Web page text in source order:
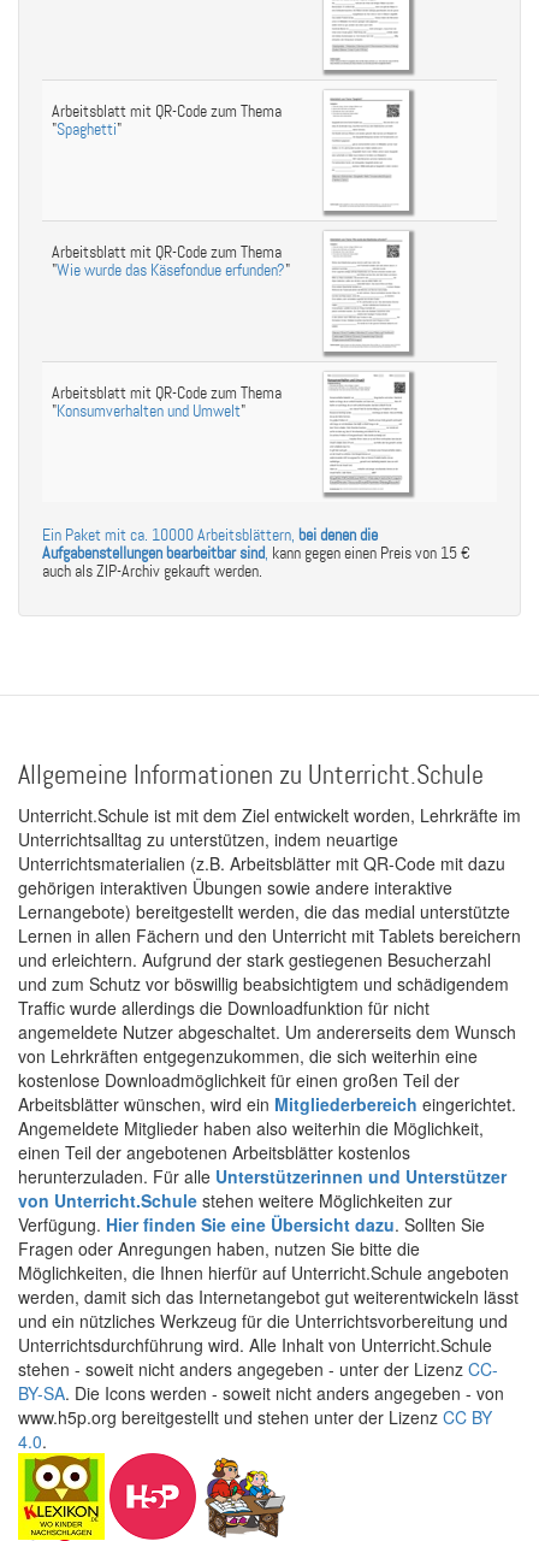
Arbeitsblatt mit QR-Code zum Thema
"Spaghetti"
Arbeitsblatt mit QR-Code zum Thema
"Wie wurde das Käsefondue erfunden?"
Arbeitsblatt mit QR-Code zum Thema
"Konsumverhalten und Umwelt"
Ein Paket mit ca. 10000 Arbeitsblättern, bei denen die
Aufgabenstellungen bearbeitbar sind, kann gegen einen Preis von 15 €
auch als ZIP-Archiv gekauft werden.
Allgemeine Informationen zu Unterricht.Schule
Unterricht.Schule ist mit dem Ziel entwickelt worden, Lehrkräfte im
Unterrichtsalltag zu unterstützen, indem neuartige
Unterrichtsmaterialien (z.B. Arbeitsblätter mit QR-Code mit dazu
gehörigen interaktiven Übungen sowie andere interaktive
Lernangebote) bereitgestellt werden, die das medial unterstützte
Lernen in allen Fächern und den Unterricht mit Tablets bereichern
und erleichtern. Aufgrund der stark gestiegenen Besucherzahl
und zum Schutz vor böswillig beabsichtigtem und schädigendem
Traffic wurde allerdings die Downloadfunktion für nicht
angemeldete Nutzer abgeschaltet. Um andererseits dem Wunsch
von Lehrkräften entgegenzukommen, die sich weiterhin eine
kostenlose Downloadmöglichkeit für einen großen Teil der
Arbeitsblätter wünschen, wird ein Mitgliederbereich eingerichtet.
Angemeldete Mitglieder haben also weiterhin die Möglichkeit,
einen Teil der angebotenen Arbeitsblätter kostenlos
herunterzuladen. Für alle Unterstützerinnen und Unterstützer
von Unterricht.Schule stehen weitere Möglichkeiten zur
Verfügung. Hier finden Sie eine Übersicht dazu. Sollten Sie
Fragen oder Anregungen haben, nutzen Sie bitte die
Möglichkeiten, die Ihnen hierfür auf Unterricht.Schule angeboten
werden, damit sich das Internetangebot gut weiterentwickeln lässt
und ein nützliches Werkzeug für die Unterrichtsvorbereitung und
Unterrichtsdurchführung wird. Alle Inhalt von Unterricht.Schule
stehen - soweit nicht anders angegeben - unter der Lizenz CC-
BY-SA. Die Icons werden - soweit nicht anders angegeben - von
www.h5p.org bereitgestellt und stehen unter der Lizenz CC BY
4.0.